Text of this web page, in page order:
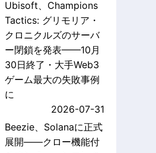
Ubisoft、Champions
Tactics: グリモリア・
クロニクルズのサーバ
ー閉鎖を発表——10月
30日終了・大手Web3
ゲーム最大の失敗事例
に
2026-07-31
Beezie、Solanaに正式
展開——クロー機能付